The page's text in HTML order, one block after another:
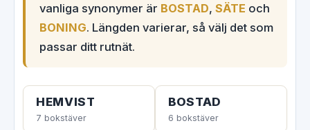
vanliga synonymer är BOSTAD, SÄTE och
BONING. Längden varierar, så välj det som
passar ditt rutnät.
HEMVIST
7 bokstäver
BOSTAD
6 bokstäver